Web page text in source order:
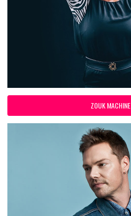
ZOUK MACHINE